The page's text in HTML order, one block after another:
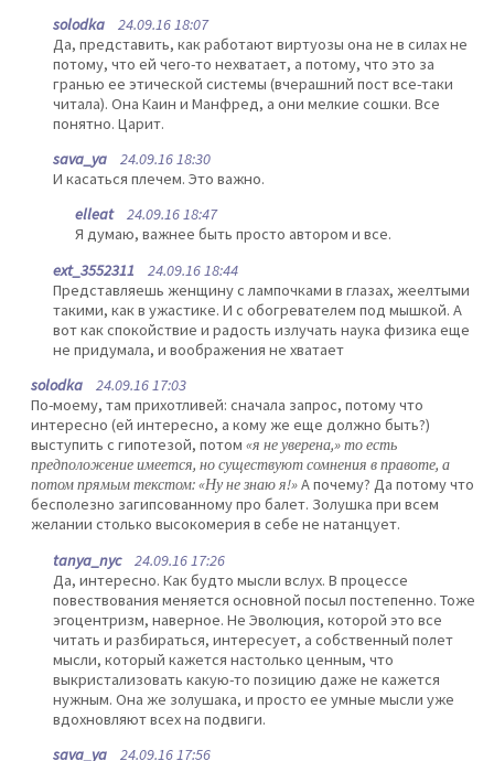
solodka 24.09.16 18:07
Да, представить, как работают виртуозы она не в силах не
потому, что ей чего-то нехватает, а потому, что это за
гранью ее этической системы (вчерашний пост все-таки
читала). Она Каин и Манфред, а они мелкие сошки. Все
понятно. Царит.
sava_ya 24.09.16 18:30
И касаться плечем. Это важно.
elleat24.09.16 18:47
Я думаю, важнее быть просто автором и все.
ext_3552311 24.09.16 18:44
Представляешь женщину с лампочками в глазах, жеелтыми
такими, как в ужастике. И с обогревателем под мышкой. А
вот как спокойствие и радость излучать наука физика еще
не придумала, и воображения не хватает
solodka 24.09.16 17:03
По-моему, там прихотливей: сначала запрос, потому что
интересно (ей интересно, а кому же еще должно быть?)
выступить с гипотезой, потом «я не уверена,» то есть
предположение имеется, но существуют сомнения в правоте, а
потом прямым текстом: «Ну не знаю я!»А почему? Да потому что
бесполезно загипсованному про балет. Золушка при всем
желании столько высокомерия в себе не натанцует.
tanya_nyc24.09.16 17:26
Да, интересно. Как будто мысли вслух. В процессе
повествования меняется основной посыл постепенно. Тоже
эгоцентризм, наверное. Не Эволюция, которой это все
читать и разбираться, интересует, а собственный полет
мысли, который кажется настолько ценным, что
выкристализовать какую-то позицию даже не кажется
нужным. Она же золушака, и просто ее умные мысли уже
вдохновляют всех на подвиги.
sava_ya 24.09.16 17:56